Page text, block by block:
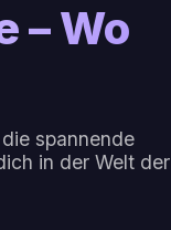
– Wo
spannende
in der Welt der